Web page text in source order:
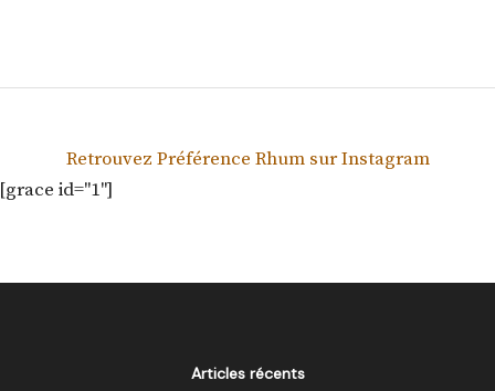
Retrouvez Préférence Rhum sur Instagram
[grace id="1"]
Articles récents